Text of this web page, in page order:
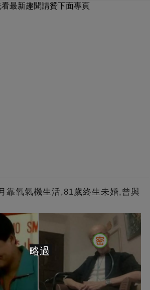
最新趣聞請贊下面專頁
靠氧氣機生活,81歲終生未婚,曾與
略過